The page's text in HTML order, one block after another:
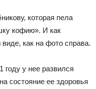
которая пела
кофию». И как
как на фото справа.
году у нее развился
состояние ее здоровья